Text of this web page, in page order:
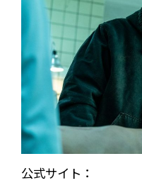
公式サイト：